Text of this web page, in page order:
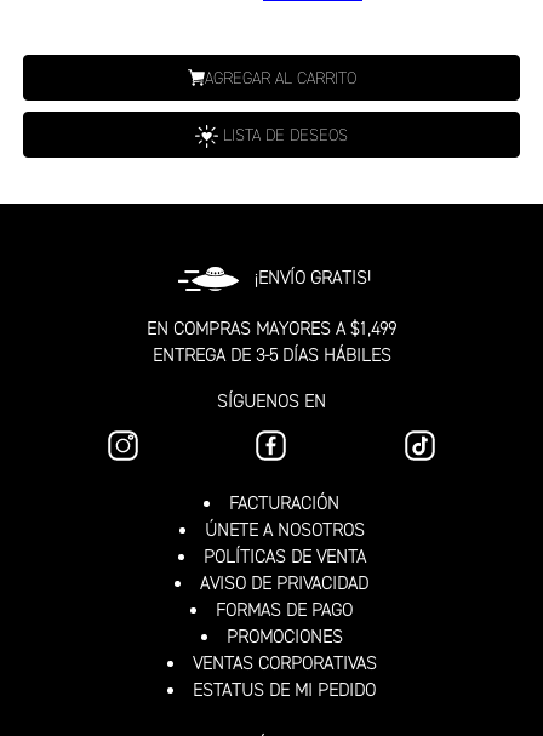
AGREGAR AL CARRITO
LISTA DE DESEOS
¡ENVÍO GRATIS!
EN COMPRAS MAYORES A $1,499
ENTREGA DE 3-5 DÍAS HÁBILES
SÍGUENOS EN
FACTURACIÓN
ÚNETE A NOSOTROS
POLÍTICAS DE VENTA
AVISO DE PRIVACIDAD
FORMAS DE PAGO
PROMOCIONES
VENTAS CORPORATIVAS
ESTATUS DE MI PEDIDO